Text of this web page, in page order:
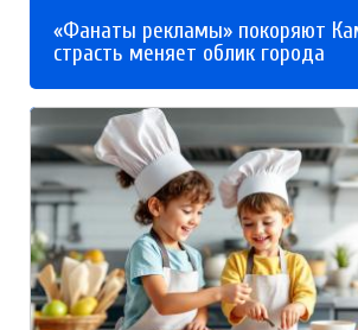
«Фанаты рекламы» покоряют
страсть меняет облик города